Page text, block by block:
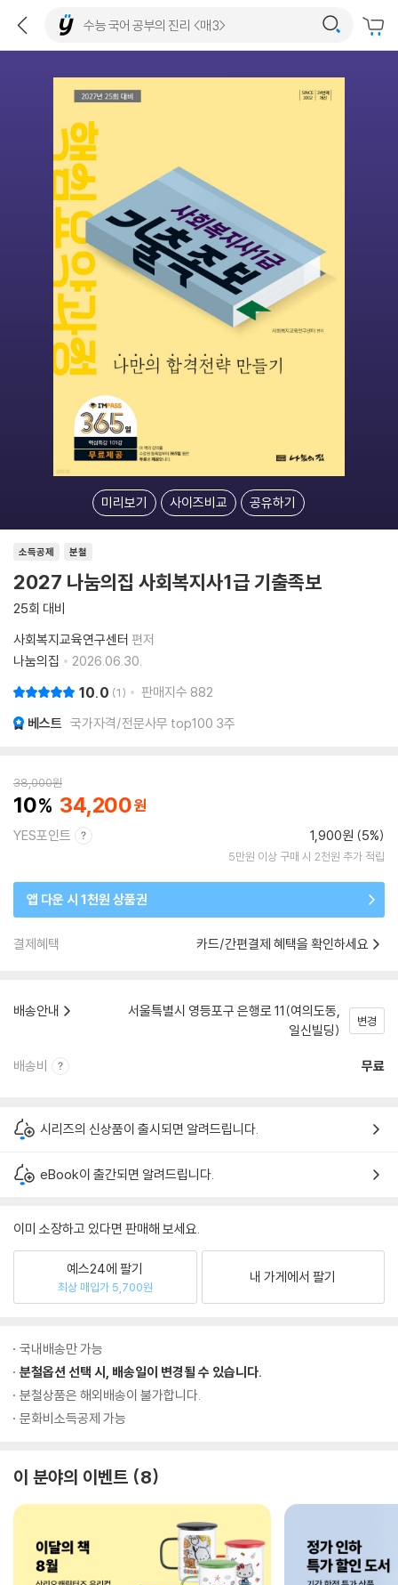
미리보기 사이즈비교 공유하기
소득공제 분철
2027 나눔의집 사회복지사1급 기출족보
25회 대비
사회복지교육연구센터 편저
나눔의집
2026.06.30.
10.0 1 판매지수 882
베스트 국가자격/전문사무 top100 3주
38,000원
10 34,200
YES포인트 1,900원 (5%)
5만원 이상 구매 시 2천원 추가 적립
앱 다운 시 1천원 상품권
결제혜택 카드/간편결제 혜택을 확인하세요
배송안내
서울특별시 영등포구 은행로 11(여의도동,
일신빌딩)
변경
배송비 무료
시리즈의 신상품이 출시되면 알려드립니다.
eBook이 출간되면 알려드립니다.
이미 소장하고 있다면 판매해 보세요.
예스24에 팔기
최상 매입가 5,700원
내 가게에서 팔기
국내배송만 가능
분철옵션 선택 시, 배송일이 변경될 수 있습니다.
분철상품은 해외배송이 불가합니다.
문화비소득공제 가능
이 분야의 이벤트 8